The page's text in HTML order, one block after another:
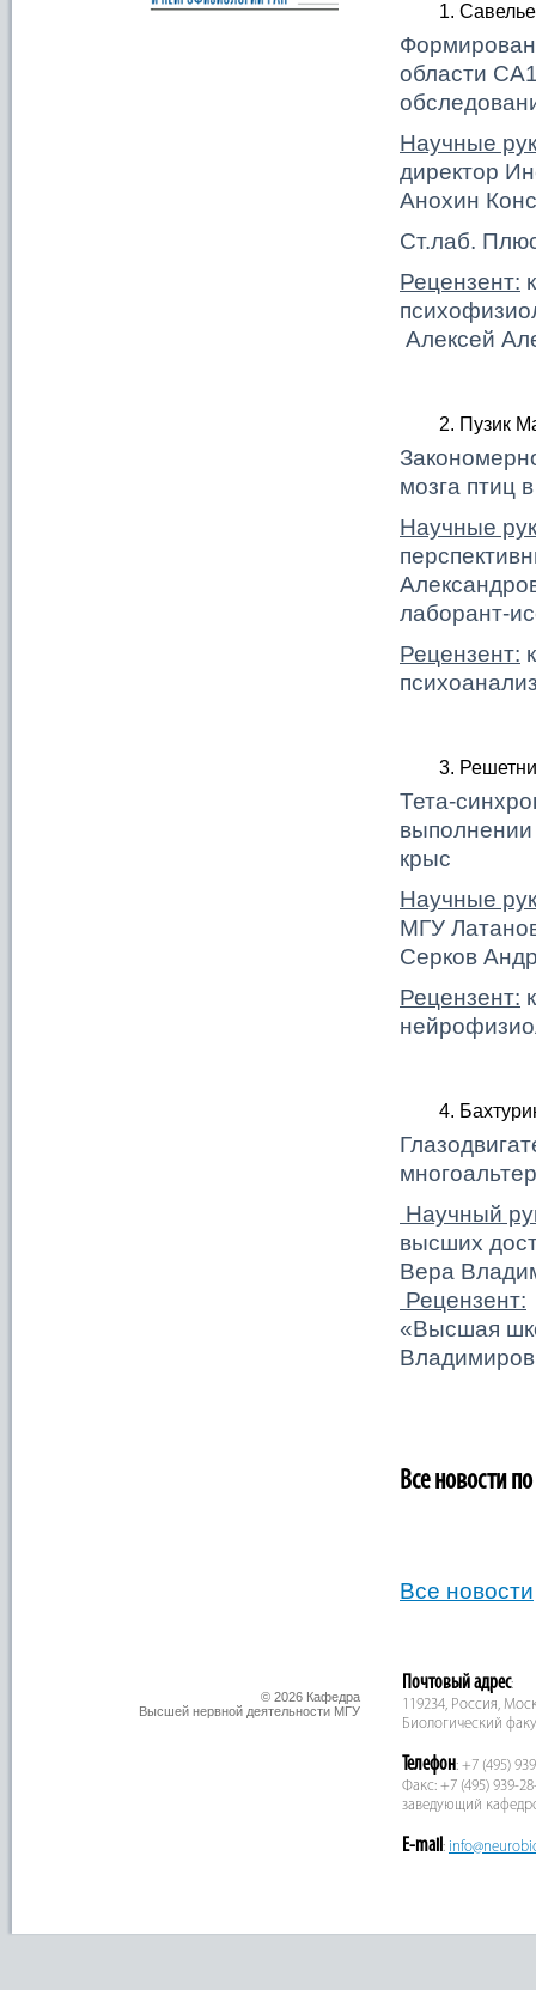
области
Научные
директор
Анохин
Ст.лаб.
Рецензент:
Алексей
Пузик
мозга птиц
Научные
лаборант-
Рецензент:
Тета-
выполнении
крыс
Научные
МГУ
Серков
Рецензент:
Научный
высших
Вера
Рецензент:
«Высшая
Все новости
Все новости
© 2026 Кафедра
Высшей нервной деятельности МГУ
Почтовый адрес:
119234, Россия,
Биологический
Телефон: +7 (495)
Факс: +7 (495) 939-
заведующий
E-mail :